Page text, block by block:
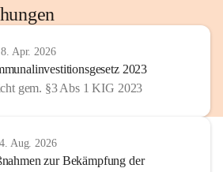
Apr. 2026
2023
gem. §3 Abs 1 KIG 2023
Aug. 2026
zur Bekämpfung der